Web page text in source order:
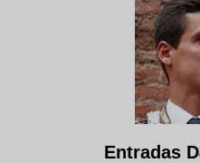
Entradas